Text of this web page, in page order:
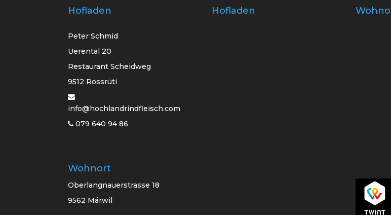
Hofladen
Peter Schmid
Uerental 20
Restaurant Scheidweg
9512 Rossrüti
info@hochlandrindfleisch.com
079 640 94 86
Wohnort
Oberlangnauerstrasse 18
9562 Märwil
Hofladen